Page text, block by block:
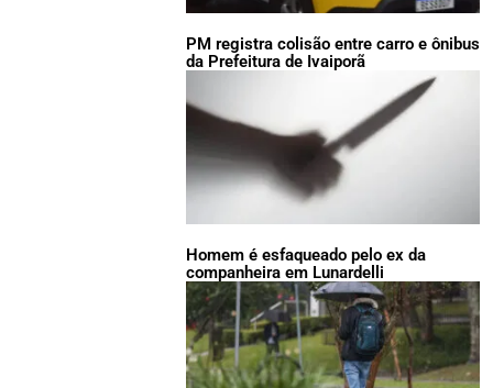
PM registra colisão entre carro e ônibus
da Prefeitura de Ivaiporã
Homem é esfaqueado pelo ex da
companheira em Lunardelli